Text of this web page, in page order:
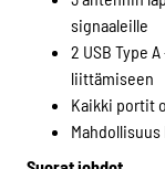
signaaleille
2 USB Type
liittämiseen
Kaikki portit